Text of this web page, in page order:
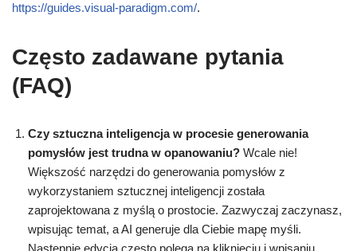
https://guides.visual-paradigm.com/.
Często zadawane pytania
(FAQ)
Czy sztuczna inteligencja w procesie generowania
pomysłów jest trudna w opanowaniu? Wcale nie!
Większość narzędzi do generowania pomysłów z
wykorzystaniem sztucznej inteligencji została
zaprojektowana z myślą o prostocie. Zazwyczaj zaczynasz,
wpisując temat, a AI generuje dla Ciebie mapę myśli.